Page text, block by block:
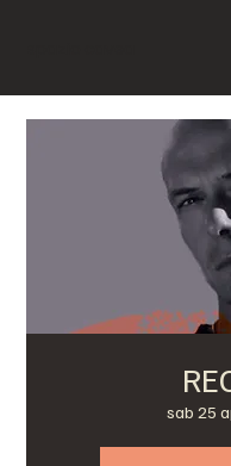
sab 25